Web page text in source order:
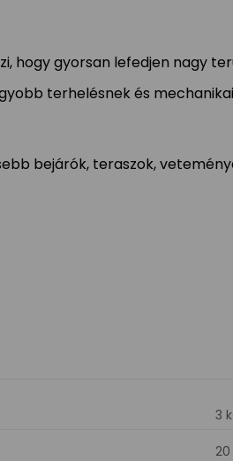
hogy gyorsan lefedjen nagy
terhelésnek és
bejárók, teraszok,
3
20